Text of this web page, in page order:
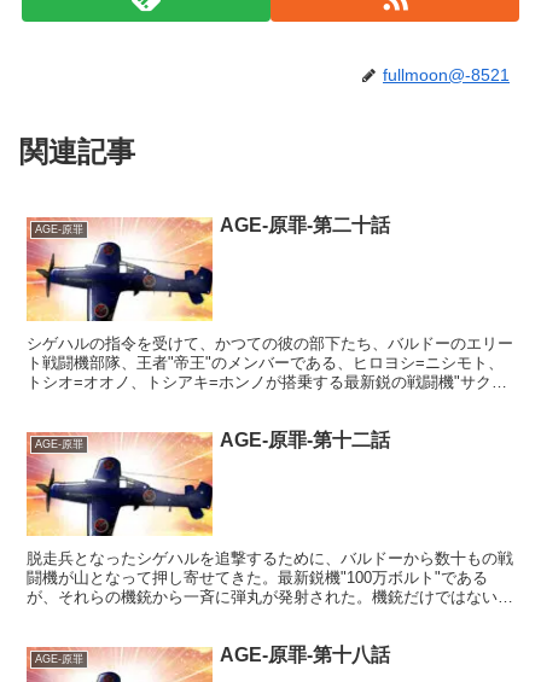
fullmoon@-8521
関連記事
AGE-原罪 AGE-原罪-第二十話
シゲハルの指令を受けて、かつての彼の部下たち、バルドーのエリー
ト戦闘機部隊、王者"帝王"のメンバーである、ヒロヨシ=ニシモト、
トシオ=オオノ、トシアキ=ホンノが搭乗する最新鋭の戦闘機"サク
AGE-原罪 AGE-原罪-第十二話
脱走兵となったシゲハルを追撃するために、バルドーから数十もの戦
闘機が山となって押し寄せてきた。最新鋭機"100万ボルト"である
が、それらの機銃から一斉に弾丸が発射された。機銃だけではない、
AGE-原罪 AGE-原罪-第十八話